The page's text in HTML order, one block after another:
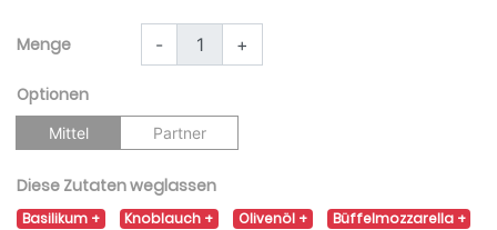
Menge - +
Optionen
Mittel Partner
Diese Zutaten weglassen
Basilikum Knoblauch Olivenöl Büffelmozzarella